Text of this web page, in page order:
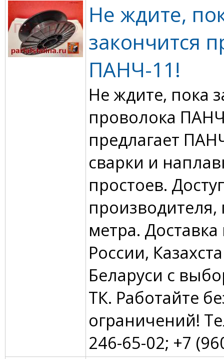
Не ждите,
закончится
ПАНЧ-11!
Не ждите, пока
проволока
предлагает
сварки и
простоев.
метра.
России,
Беларуси с
ТК. Работайте
ограничений!
246-65-02; +7